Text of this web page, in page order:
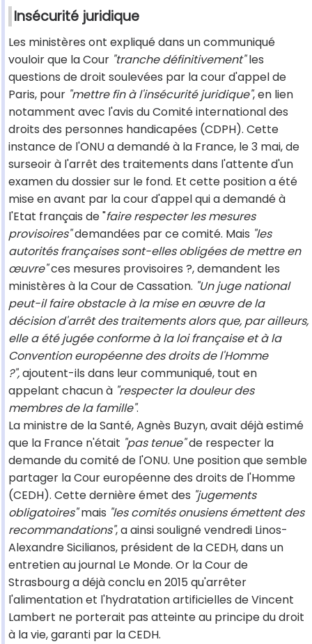
Insécurité juridique
Les ministères ont expliqué dans un communiqué
vouloir que la Cour "tranche définitivement"les
questions de droit soulevées par la cour d'appel de
Paris, pour "mettre fin à l'insécurité juridique", en lien
notamment avec l'avis du Comité international des
droits des personnes handicapées (CDPH). Cette
instance de l'ONU a demandé à la France, le 3 mai, de
surseoir à l'arrêt des traitements dans l'attente d'un
examen du dossier sur le fond. Et cette position a été
mise en avant par la cour d'appel qui a demandé à
l'Etat français de "faire respecter les mesures
provisoires"demandées par ce comité. Mais "les
autorités françaises sont-elles obligées de mettre en
œuvre"ces mesures provisoires ?, demandent les
ministères à la Cour de Cassation. "Un juge national
peut-il faire obstacle à la mise en œuvre de la
décision d'arrêt des traitements alors que, par ailleurs,
elle a été jugée conforme à la loi française et à la
Convention européenne des droits de l'Homme
?",ajoutent-ils dans leur communiqué, tout en
appelant chacun à "respecter la douleur des
membres de la famille".
La ministre de la Santé, Agnès Buzyn, avait déjà estimé
que la France n'était "pas tenue"de respecter la
demande du comité de l'ONU. Une position que semble
partager la Cour européenne des droits de l'Homme
(CEDH). Cette dernière émet des "jugements
obligatoires"mais "les comités onusiens émettent des
recommandations", a ainsi souligné vendredi Linos-
Alexandre Sicilianos, président de la CEDH, dans un
entretien au journal Le Monde. Or la Cour de
Strasbourg a déjà conclu en 2015 qu'arrêter
l'alimentation et l'hydratation artificielles de Vincent
Lambert ne porterait pas atteinte au principe du droit
à la vie, garanti par la CEDH.